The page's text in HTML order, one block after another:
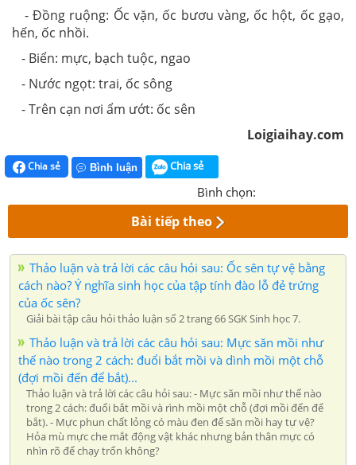
- Đồng ruộng: Ốc vặn, ốc bươu vàng, ốc hột, ốc gạo,
hến, ốc nhồi.
- Biển: mực, bạch tuộc, ngao
- Nước ngọt: trai, ốc sông
- Trên cạn nơi ẩm ướt: ốc sên
Loigiaihay.com
Chia sẻ Bình luận Chia sẻ
Bình chọn:
Bài tiếp theo
Thảo luận và trả lời các câu hỏi sau: Ốc sên tự vệ bằng
cách nào? Ý nghĩa sinh học của tập tính đào lỗ đẻ trứng
của ốc sên?
Giải bài tập câu hỏi thảo luận số 2 trang 66 SGK Sinh học 7.
Thảo luận và trả lời các câu hỏi sau: Mực săn mồi như
thế nào trong 2 cách: đuổi bắt mồi và dình mồi một chỗ
(đợi mồi đến để bắt)...
Thảo luận và trả lời các câu hỏi sau: - Mực săn mồi như thế nào
trong 2 cách: đuổi bắt mồi và rình mồi một chỗ (đợi mồi đến để
bắt). - Mực phun chất lỏng có màu đen để săn mồi hay tự vệ?
Hỏa mù mực che mắt động vật khác nhưng bản thân mực có
nhìn rõ để chạy trốn không?